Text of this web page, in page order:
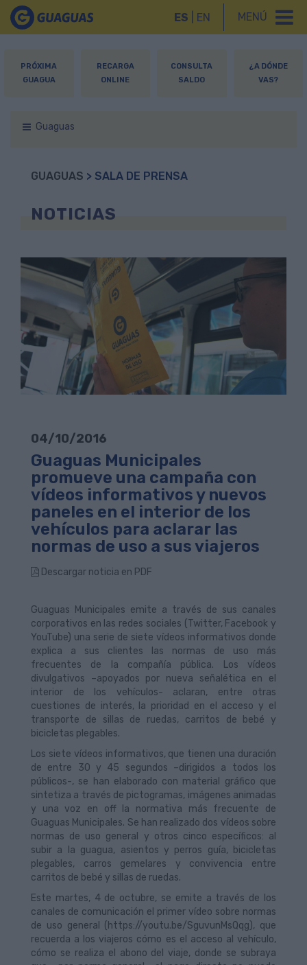
MENÚ
ES EN
PRÓXIMA
GUAGUA
RECARGA
ONLINE
CONSULTA
SALDO
¿A DÓNDE
VAS?
Guaguas
GUAGUAS > SALA DE PRENSA
NOTICIAS
04/10/2016
Guaguas Municipales
promueve una campaña con
vídeos informativos y nuevos
paneles en el interior de los
vehículos para aclarar las
normas de uso a sus viajeros
Descargar noticia en PDF
Guaguas Municipales emite a través de sus canales
corporativos en las redes sociales (Twitter, Facebook y
YouTube) una serie de siete vídeos informativos donde
explica a sus clientes las normas de uso más
frecuentes de la compañía pública. Los vídeos
divulgativos –apoyados por nueva señalética en el
interior de los vehículos- aclaran, entre otras
cuestiones de interés, la prioridad en el acceso y el
transporte de sillas de ruedas, carritos de bebé y
bicicletas plegables.
Los siete vídeos informativos, que tienen una duración
de entre 30 y 45 segundos –dirigidos a todos los
públicos-, se han elaborado con material gráfico que
sintetiza a través de pictogramas, imágenes animadas
y una voz en off la normativa más frecuente de
Guaguas Municipales. Se han realizado dos vídeos sobre
normas de uso general y otros cinco específicos: al
subir a la guagua, asientos y perros guía, bicicletas
plegables, carros gemelares y convivencia entre
carritos de bebé y sillas de ruedas.
Este martes, 4 de octubre, se emite a través de los
canales de comunicación el primer vídeo sobre normas
de uso general (https://youtu.be/SguvunMsQqg), que
recuerda a los viajeros cómo es el acceso al vehículo,
cómo se realiza el abono del viaje, donde se subraya